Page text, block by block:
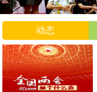
动态